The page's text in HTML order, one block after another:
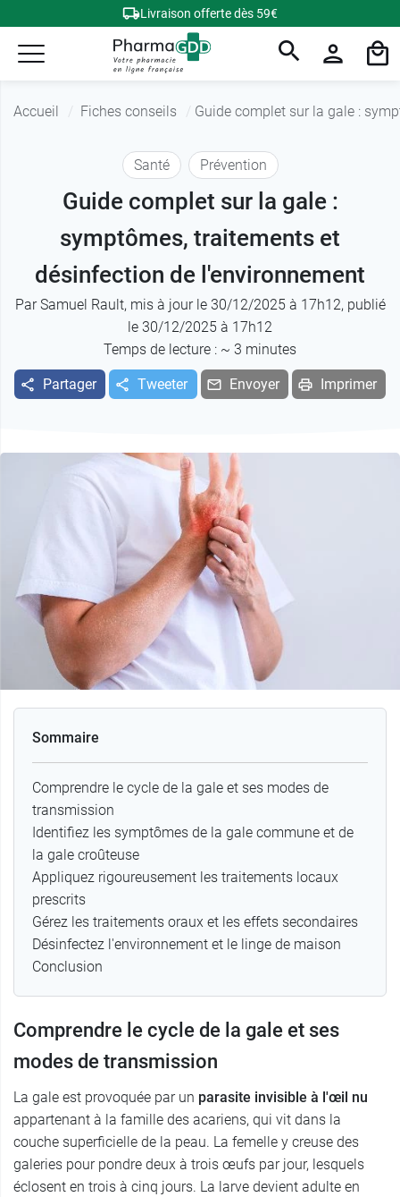
Livraison offerte dès 59€
Accueil Fiches conseils Guide complet sur la gale :
Santé Prévention
Guide complet sur la gale :
symptômes, traitements et
désinfection de l'environnement
ParSamuel Rault, mis à jour le 30/12/2025 à 17h12, publié
le 30/12/2025 à 17h12
Temps de lecture : ~ 3 minutes
Partager Tweeter Envoyer Imprimer
Sommaire
Comprendre le cycle de la gale et ses modes de
transmission
Identifiez les symptômes de la gale commune et de
la gale croûteuse
Appliquez rigoureusement les traitements locaux
prescrits
Gérez les traitements oraux et les effets secondaires
Désinfectez l'environnement et le linge de maison
Conclusion
Comprendre le cycle de la gale et ses
modes de transmission
La gale est provoquée par un parasite invisible à l'œil nu
appartenant à la famille des acariens, qui vit dans la
couche superficielle de la peau. La femelle y creuse des
galeries pour pondre deux à trois œufs par jour, lesquels
éclosent en trois à cinq jours. La larve devient adulte en